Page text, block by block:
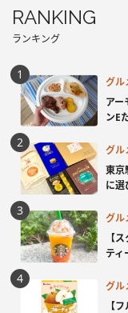
RANKING
ランキング
グル
ア
ンE
グル
東京
に選
グル
【
ティ
グル
【